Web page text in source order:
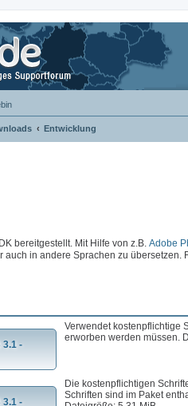
Entwicklung
bereitgestellt. Mit Hilfe von z.B. Adobe
in andere Sprachen zu übersetzen.
-
Verwendet kostenpflichtige
erworben werden müssen.
-
Die kostenpflichtigen
Schriften sind im Paket